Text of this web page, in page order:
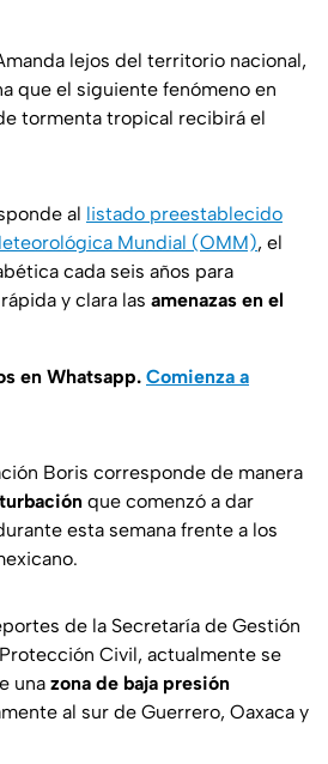
lejos del territorio nacional,
que el siguiente fenómeno en
tormenta tropical recibirá el
al listado preestablecido
Mundial (OMM), el
cada seis años para
y clara las amenazas en el
en Whatsapp. Comienza a
Boris corresponde de manera
que comenzó a dar
esta semana frente a los
de la Secretaría de Gestión
Civil, actualmente se
una zona de baja presión
al sur de Guerrero, Oaxaca y